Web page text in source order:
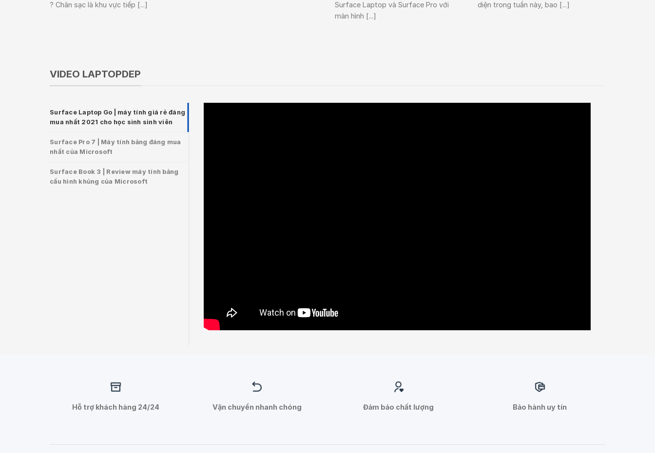
? Chân sạc là khu vực tiếp [...]
Surface Laptop và Surface Pro với
màn hình [...]
diện trong tuần này, bao [...]
VIDEO LAPTOPDEP
Surface Laptop Go | máy tính giá rẻ đáng
mua nhất 2021 cho học sinh sinh viên
Surface Pro 7 | Máy tính bảng đáng mua
nhất của Microsoft
Surface Book 3 | Review máy tính bảng
cấu hình khủng của Microsoft
Hỗ trợ khách hàng 24/24 Vận chuyển nhanh chóng Đảm bảo chất lượng Bảo hành uy tín